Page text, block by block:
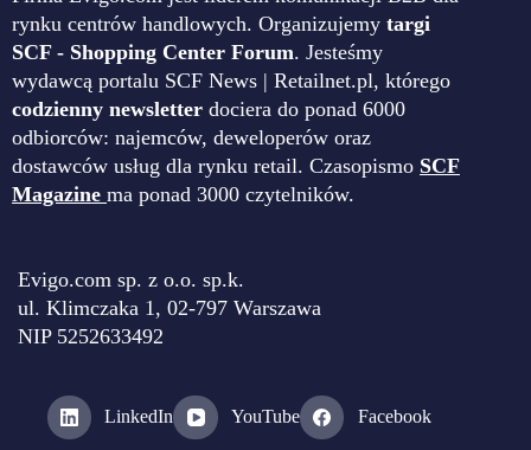
rynku centrów handlowych. Organizujemy targi
SCF - Shopping Center Forum. Jesteśmy
wydawcą portalu SCF News | Retailnet.pl, którego
codzienny newsletter dociera do ponad 6000
odbiorców: najemców, deweloperów oraz
dostawców usług dla rynku retail. Czasopismo SCF
Magazine ma ponad 3000 czytelników.
Evigo.com sp. z o.o. sp.k.
ul. Klimczaka 1, 02-797 Warszawa
NIP 5252633492
LinkedIn YouTube Facebook